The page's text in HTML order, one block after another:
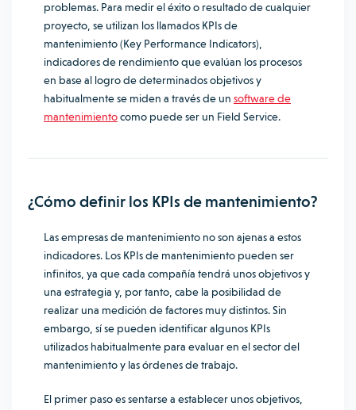
problemas. Para medir el éxito o resultado de cualquier
proyecto, se utilizan los llamados KPIs de
mantenimiento (Key Performance Indicators),
indicadores de rendimiento que evalúan los procesos
en base al logro de determinados objetivos y
habitualmente se miden a través de un software de
mantenimientocomo puede ser un Field Service.
¿Cómo definir los KPIs de mantenimiento?
Las empresas de mantenimiento no son ajenas a estos
indicadores. Los KPIs de mantenimiento pueden ser
infinitos, ya que cada compañía tendrá unos objetivos y
una estrategia y, por tanto, cabe la posibilidad de
realizar una medición de factores muy distintos. Sin
embargo, sí se pueden identificar algunos KPIs
utilizados habitualmente para evaluar en el sector del
mantenimiento y las órdenes de trabajo.
El primer paso es sentarse a establecer unos objetivos,